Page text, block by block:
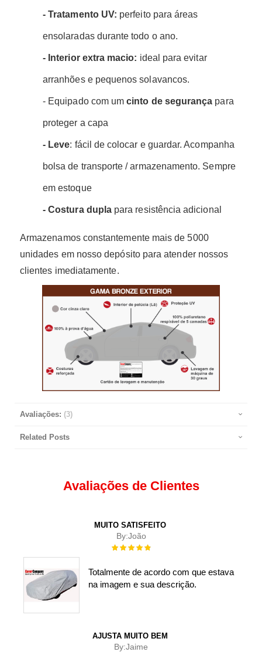
- Tratamento UV: perfeito para áreas
ensolaradas durante todo o ano.
- Interior extra macio: ideal para evitar
arranhões e pequenos solavancos.
- Equipado com umcinto de segurança para
proteger a capa
- Leve: fácil de colocar e guardar. Acompanha
bolsa de transporte / armazenamento. Sempre
em estoque
- Costura duplapara resistência adicional
Armazenamos constantemente mais de 5000
unidades em nosso depósito para atender nossos
clientes imediatamente.
Avaliações: 3
Related Posts
Avaliações de Clientes
MUITO SATISFEITO
By:João
Rating:
Totalmente de acordo com que estava
na imagem e sua descrição.
AJUSTA MUITO BEM
By:Jaime